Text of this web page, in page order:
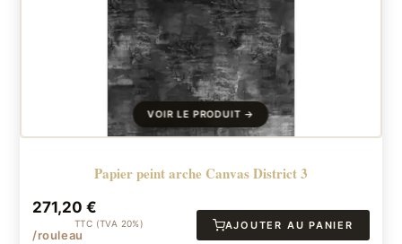
Papier peint arche Canvas District 3
271,20€
TTC (TVA 20%)
/rouleau
AJOUTER AU PANIER